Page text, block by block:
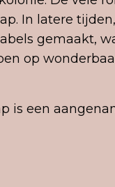
In latere
gemaakt,
op
is een